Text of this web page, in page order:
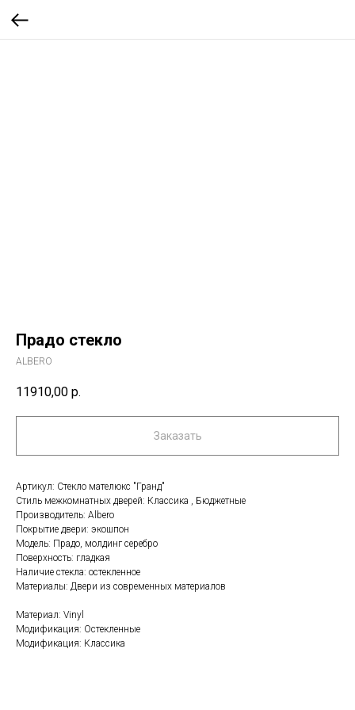
Прадо стекло
ALBERO
11910,00 р.
Заказать
Артикул: Стекло мателюкс "Гранд"
Стиль межкомнатных дверей: Классика , Бюджетные
Производитель: Albero
Покрытие двери: экошпон
Модель: Прадо, молдинг серебро
Поверхность: гладкая
Наличие стекла: остекленное
Материалы: Двери из современных материалов
Материал: Vinyl
Модификация: Остекленные
Модификация: Классика